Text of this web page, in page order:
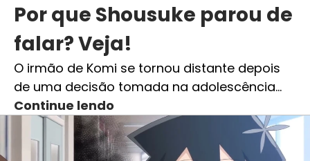
Por que Shousuke parou de
falar? Veja!
O irmão de Komi se tornou distante depois
de uma decisão tomada na adolescência…
Continue lendo